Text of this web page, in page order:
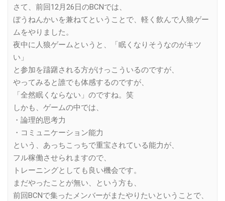
さて、前回12月26日のBCNでは、
ぼうねんかいを兼ねてということで、軽く飲んで人狼ゲー
ムをやりました。
夜中に人狼ゲームというと、「眠くなりそうなのがキツ
い」
と参加を躊躇される方がけっこういるのですが、
やってみると誰でも体感するのですが、
「全然眠くならない」のですね。笑
しかも、ゲームの中では、
・論理的思考力
・コミュニケーション能力
という、あっちこっちで重宝されている能力が、
フル稼働させられますので、
トレーニングとしても良い機会です。
まだやったことが無い、という方も、
前回BCNで集ったメンバーがまたやりたいということで、